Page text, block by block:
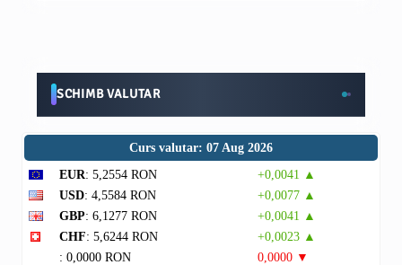
SCHIMB VALUTAR
Curs valutar: 07 Aug 2026
EUR: 5,2554 RON
+0,0041 ▲
USD: 4,5584 RON
+0,0077 ▲
GBP: 6,1277 RON
+0,0041 ▲
CHF: 5,6244 RON
+0,0023 ▲
: 0,0000 RON
0,0000 ▼